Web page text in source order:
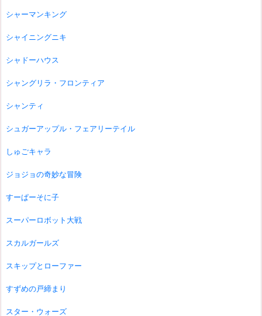
シャーマンキング
シャイニングニキ
シャドーハウス
シャングリラ・フロンティア
シャンティ
シュガーアップル・フェアリーテイル
しゅごキャラ
ジョジョの奇妙な冒険
すーぱーそに子
スーパーロボット大戦
スカルガールズ
スキップとローファー
すずめの戸締まり
スター・ウォーズ